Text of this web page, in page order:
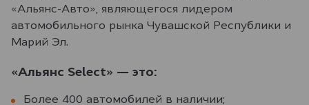
«Альянс-Авто», являющегося лидером
автомобильного рынка Чувашской Республики и
Марий Эл.
«Альянс Select» — это:
Более 400 автомобилей в наличии;